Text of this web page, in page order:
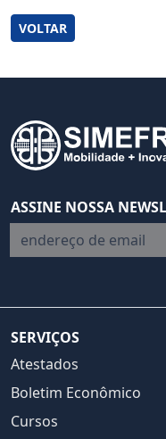
VOLTAR
ASSINE NOSSA
endereço de email
SERVIÇOS
Atestados
Boletim Econômico
Cursos